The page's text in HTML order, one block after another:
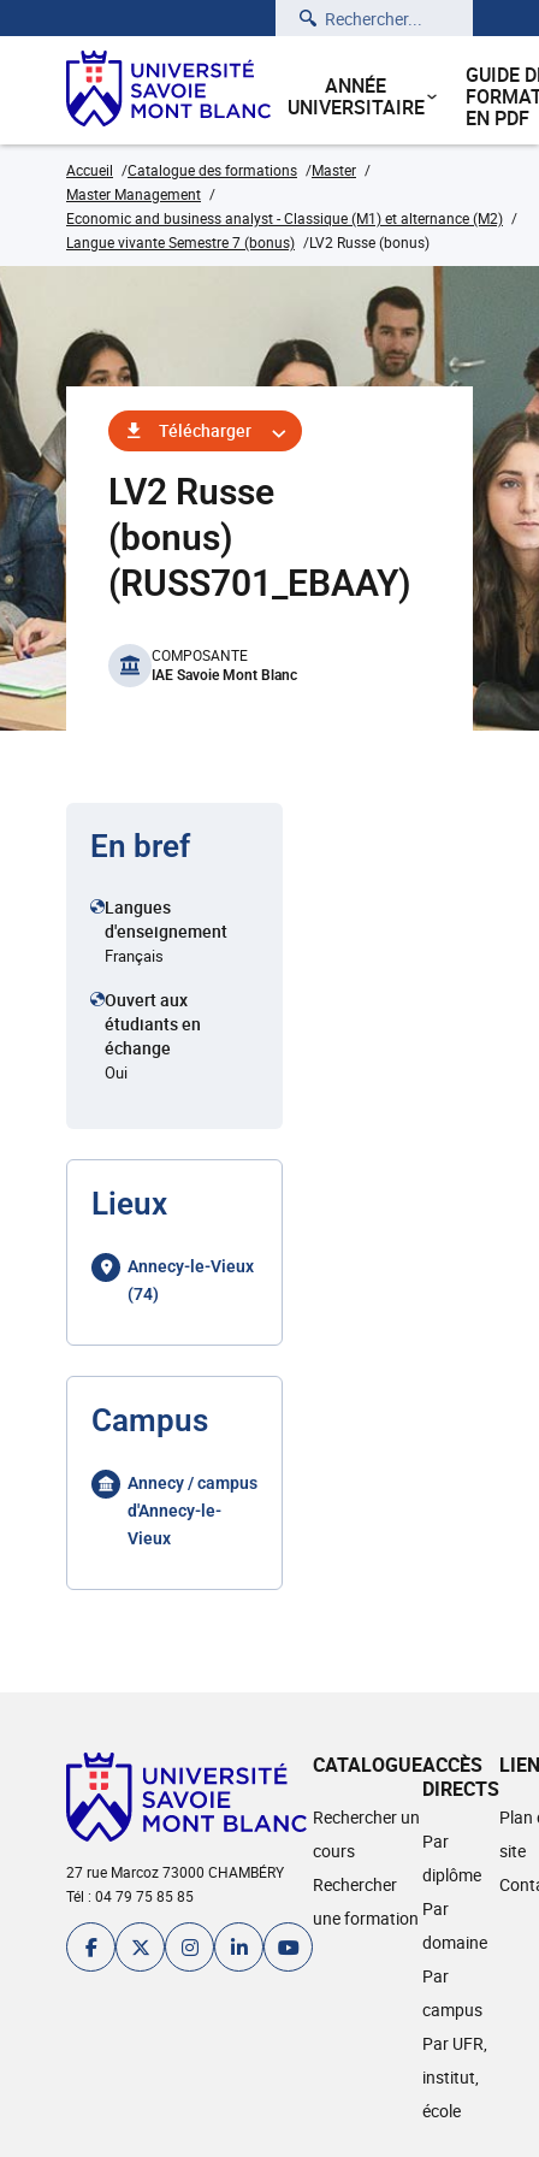
Rechercher
ANNÉE
UNIVERSITAIRE
GUIDE
EN PDF
Accueil Catalogue des formations
Master
Master Management
Economic and business analyst - Classique (M1) et alternance (M2)
Langue vivante Semestre 7 (bonus)
LV2 Russe (bonus)
Télécharger
LV2 Russe
(bonus)
(RUSS701_EBAAY)
benefits
COMPOSANTE
IAE Savoie Mont Blanc
En bref
Langues
d'enseignement
Français
Ouvert aux
étudiants en
échange
Oui
Lieux
Annecy-le-Vieux
(74)
Campus
Annecy / campus
d'Annecy-le-
Vieux
27 rue Marcoz 73000 CHAMBÉRY
Tél : 04 79 75 85 85
CATALOGUE
Rechercher un
cours
Rechercher
une formation
ACCÈS
DIRECTS
Par
diplôme
Par
domaine
Par
campus
Par UFR,
institut,
école
Plan
site